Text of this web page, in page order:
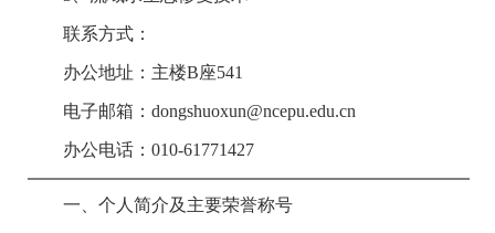
联系方式：
办公地址：主楼B座541
电子邮箱：dongshuoxun@ncepu.edu.cn
办公电话：010-61771427
一、个人简介及主要荣誉称号